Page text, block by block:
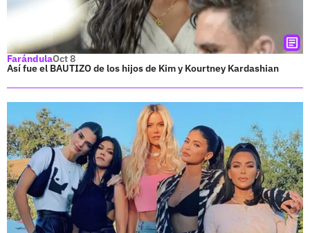
FarándulaOct 8
Así fue el BAUTIZO de los hijos de Kim y Kourtney Kardashian